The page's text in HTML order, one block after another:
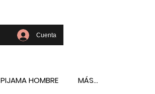
Cuenta
PIJAMA HOMBRE MÁS...